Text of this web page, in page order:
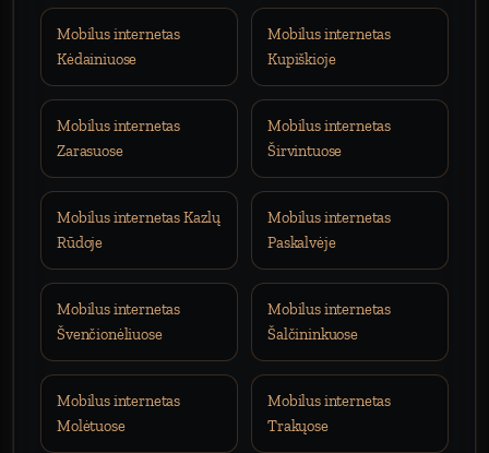
Mobilus internetas
Kėdainiuose
Mobilus internetas
Kupiškioje
Mobilus internetas
Zarasuose
Mobilus internetas
Širvintuose
Mobilus internetas Kazlų
Rūdoje
Mobilus internetas
Paskalvėje
Mobilus internetas
Švenčionėliuose
Mobilus internetas
Šalčininkuose
Mobilus internetas
Molėtuose
Mobilus internetas
Trakųose